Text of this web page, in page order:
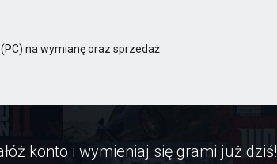
na wymianę oraz sprzedaż
konto i wymieniaj się grami już dziś!